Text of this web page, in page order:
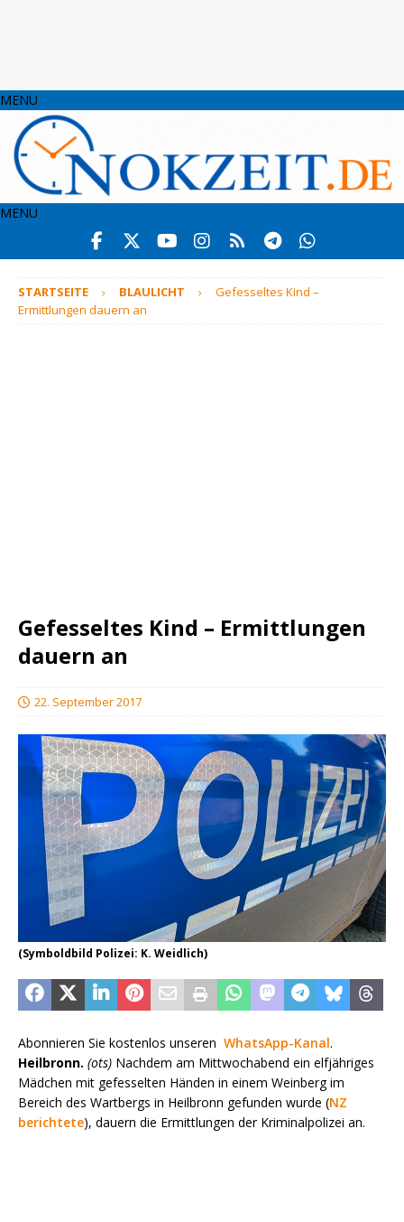
MENU
MENU
STARTSEITE BLAULICHT
Gefesseltes Kind –
Ermittlungen dauern an
Gefesseltes Kind – Ermittlungen
dauern an
22. September 2017
(Symboldbild Polizei: K. Weidlich)
Abonnieren Sie kostenlos unseren WhatsApp-Kanal.
Heilbronn. (ots) Nachdem am Mittwochabend ein elfjähriges
Mädchen mit gefesselten Händen in einem Weinberg im
Bereich des Wartbergs in Heilbronn gefunden wurde (NZ
berichtete), dauern die Ermittlungen der Kriminalpolizei an.